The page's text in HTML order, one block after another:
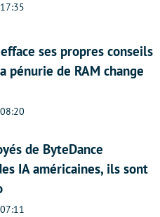
ses propres conseils
pénurie de RAM change
de ByteDance
IA américaines, ils sont